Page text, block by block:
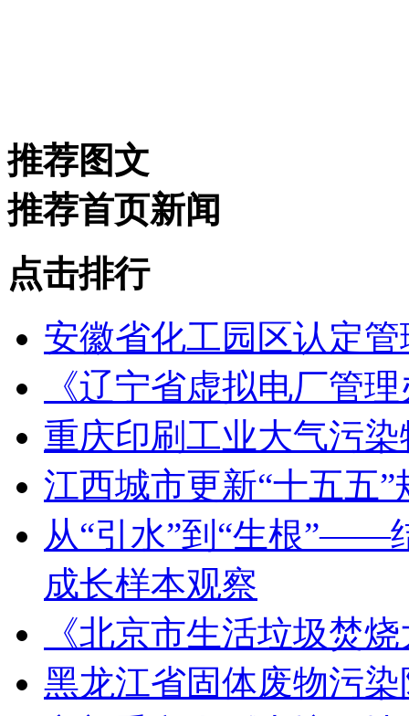
推荐图文
推荐首页新闻
点击排行
安徽省化工园区认定
《辽宁省虚拟电厂管
重庆印刷工业大气污
江西城市更新“十五五
从“引水”到“生根”——
成长样本观察
《北京市生活垃圾焚
黑龙江省固体废物污